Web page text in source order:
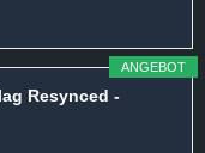
ANGEBOT
Resynced -